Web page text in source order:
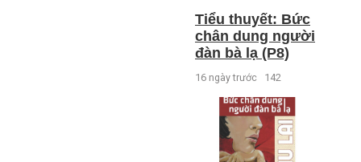
Tiểu thuyết: Bức
chân dung người
đàn bà lạ (P8)
16 ngày trước 142